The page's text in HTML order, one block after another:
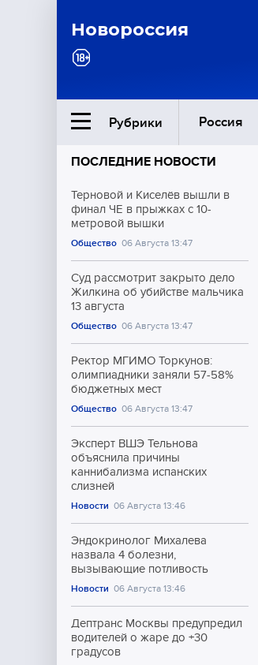
Новороссия
Рубрики Россия
Ближний Восток
Общество
Культура
ПОСЛЕДНИЕ НОВОСТИ
Терновой и Киселёв вышли в
финал ЧЕ в прыжках с 10-
метровой вышки
Общество 06 Августа 13:47
Суд рассмотрит закрыто дело
Жилкина об убийстве мальчика
13 августа
Общество 06 Августа 13:47
Ректор МГИМО Торкунов:
олимпиадники заняли 57-58%
бюджетных мест
Общество 06 Августа 13:47
Эксперт ВШЭ Тельнова
объяснила причины
каннибализма испанских
слизней
Новости 06 Августа 13:46
Эндокринолог Михалева
назвала 4 болезни,
вызывающие потливость
Новости 06 Августа 13:46
Дептранс Москвы предупредил
водителей о жаре до +30
градусов